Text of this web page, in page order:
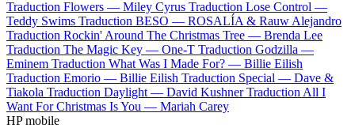
Traduction Flowers — Miley Cyrus Traduction Lose Control —
Teddy Swims Traduction BESO — ROSALÍA & Rauw Alejandro
Traduction Rockin' Around The Christmas Tree — Brenda Lee
Traduction The Magic Key — One-T Traduction Godzilla —
Eminem Traduction What Was I Made For? — Billie Eilish
Traduction Emorio — Billie Eilish Traduction Special — Dave &
Tiakola Traduction Daylight — David Kushner Traduction All I
Want For Christmas Is You — Mariah Carey
HP mobile